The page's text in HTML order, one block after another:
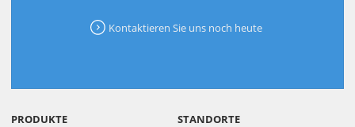
Kontaktieren Sie uns noch heute
PRODUKTE
STANDORTE